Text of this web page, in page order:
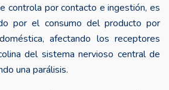
era:
S/ 130.00.
controla por contacto e ingestión, es
por el consumo del producto por
afectando los receptores
del sistema nervioso central de
una parálisis.